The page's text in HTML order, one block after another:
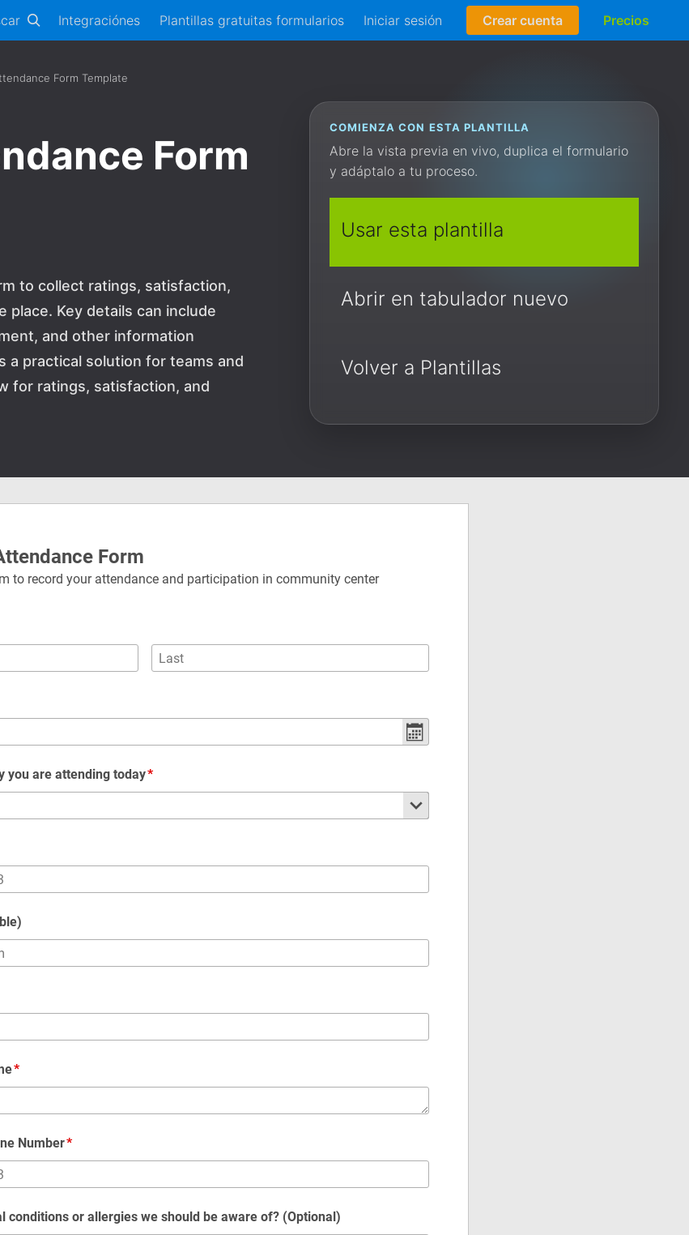
Integraciónes Plantillas gratuitas formularios Iniciar sesión Crear cuenta Precios
Form Template
Form
to collect ratings, satisfaction,
place. Key details can include
and other information
a practical solution for teams and
for ratings, satisfaction, and
COMIENZA CON ESTA PLANTILLA
Abre la vista previa en vivo, duplica el formulario
y adáptalo a tu proceso.
Usar esta plantilla
Abrir en tabulador nuevo
Volver a Plantillas